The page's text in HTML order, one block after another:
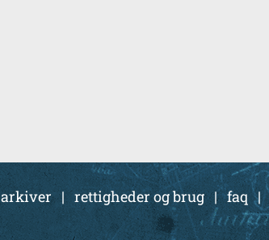
arkiver| rettigheder og brug|faq |